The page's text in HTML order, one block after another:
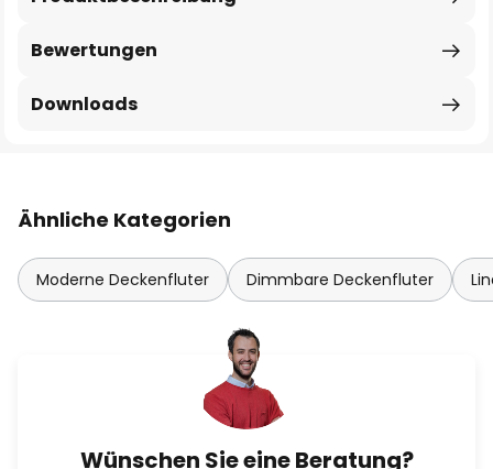
Bewertungen
Downloads
Ähnliche Kategorien
Moderne Deckenfluter Dimmbare Deckenfluter
Wünschen Sie eine Beratung?